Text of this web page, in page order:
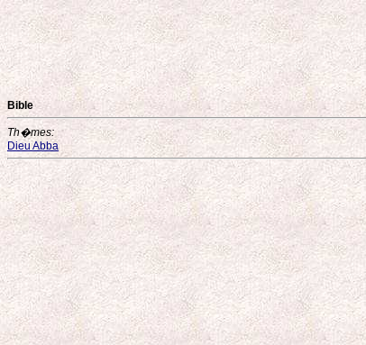
Bible
Th�mes:
Dieu Abba